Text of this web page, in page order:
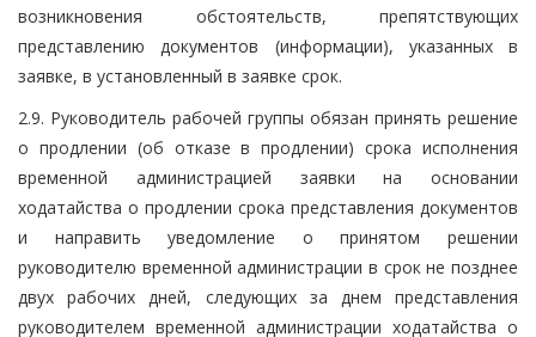
возникновения обстоятельств, препятствующих
представлению документов (информации), указанных в
заявке, в установленный в заявке срок.
2.9. Руководитель рабочей группы обязан принять решение
о продлении (об отказе в продлении) срока исполнения
временной администрацией заявки на основании
ходатайства о продлении срока представления документов
и направить уведомление о принятом решении
руководителю временной администрации в срок не позднее
двух рабочих дней, следующих за днем представления
руководителем временной администрации ходатайства о